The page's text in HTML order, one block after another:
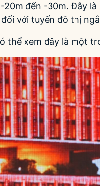
20m đến -30m. Đây là
với tuyến đô thị
thể xem đây là một